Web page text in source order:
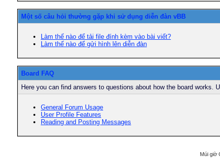
Một số câu hỏi thường gặp khi sử dụng diễn đàn vBB
Làm thế nào để tải file đính kèm vào bài viết?
Làm thế nào để gửi hình lên diễn đàn
Board FAQ
Here you can find answers to questions about how the board
General Forum Usage
User Profile Features
Reading and Posting Messages
Múi giờ